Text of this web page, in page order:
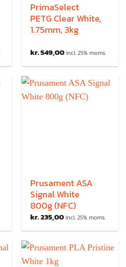
PrimaSelect
PETG Clear White,
1.75mm, 3kg
kr.549,00incl. 25% moms.
Prusament ASA
Signal White
800g (NFC)
kr.235,00incl. 25% moms.